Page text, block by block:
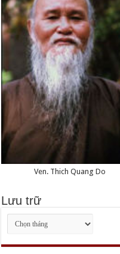
Ven. Thich Quang Do
Lưu trữ
Lưu
trữ